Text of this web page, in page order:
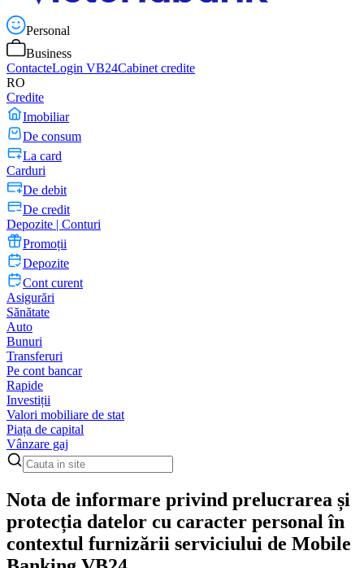
Personal
Business
ContacteLogin VB24Cabinet credite
RO
Credite
Imobiliar
De consum
La card
Carduri
De debit
De credit
Depozite | Conturi
Promoții
Depozite
Cont curent
Asigurări
Sănătate
Auto
Bunuri
Transferuri
Pe cont bancar
Rapide
Investiții
Valori mobiliare de stat
Piața de capital
Vânzare gaj
Nota de informare privind prelucrarea și
protecția datelor cu caracter personal în
contextul furnizării serviciului de Mobile